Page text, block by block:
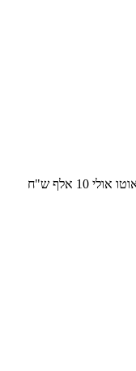
חזק מהיר ועמיד 10 שנים מאז קנית האוטו אולי 10 אלף ש"ח